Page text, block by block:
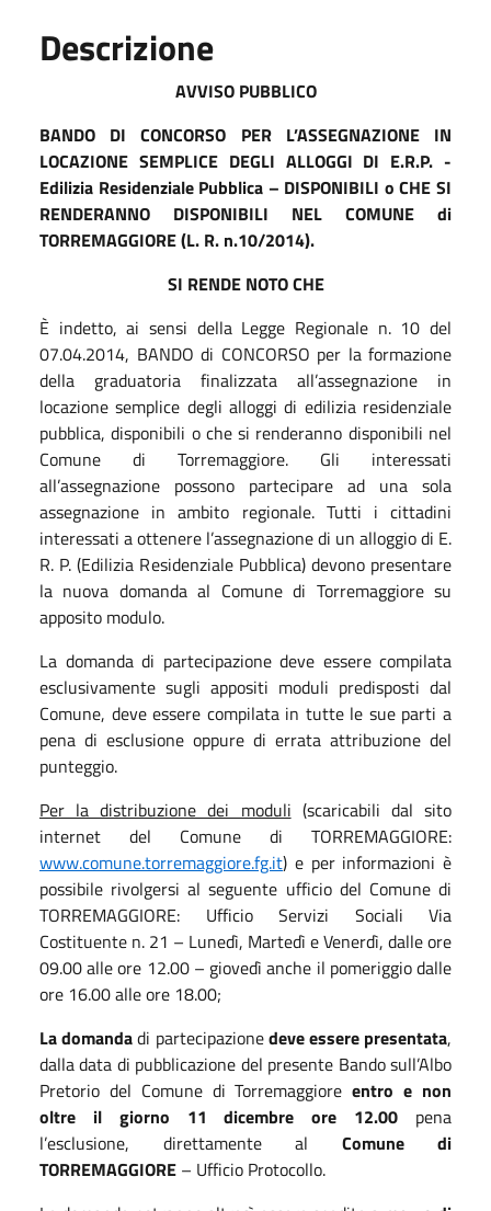
Descrizione
AVVISO PUBBLICO
BANDO DI CONCORSO PER L’ASSEGNAZIONE IN
LOCAZIONE SEMPLICE DEGLI ALLOGGI DI E.R.P. -
Edilizia Residenziale Pubblica – DISPONIBILI o CHE SI
RENDERANNO DISPONIBILI NEL COMUNE di
TORREMAGGIORE (L. R. n.10/2014).
SI RENDE NOTO CHE
È indetto, ai sensi della Legge Regionale n. 10 del
07.04.2014, BANDO di CONCORSO per la formazione
della graduatoria finalizzata all’assegnazione in
locazione semplice degli alloggi di edilizia residenziale
pubblica, disponibili o che si renderanno disponibili nel
Comune di Torremaggiore. Gli interessati
all’assegnazione possono partecipare ad una sola
assegnazione in ambito regionale. Tutti i cittadini
interessati a ottenere l’assegnazione di un alloggio di E.
R. P. (Edilizia Residenziale Pubblica) devono presentare
la nuova domanda al Comune di Torremaggiore su
apposito modulo.
La domanda di partecipazione deve essere compilata
esclusivamente sugli appositi moduli predisposti dal
Comune, deve essere compilata in tutte le sue parti a
pena di esclusione oppure di errata attribuzione del
punteggio.
Per la distribuzione dei moduli (scaricabili dal sito
internet del Comune di TORREMAGGIORE:
www.comune.torremaggiore.fg.it) e per informazioni è
possibile rivolgersi al seguente ufficio del Comune di
TORREMAGGIORE: Ufficio Servizi Sociali Via
Costituente n. 21 – Lunedì, Martedì e Venerdì, dalle ore
09.00 alle ore 12.00 – giovedì anche il pomeriggio dalle
ore 16.00 alle ore 18.00;
La domandadi partecipazionedeve essere presentata,
dalla data di pubblicazione del presente Bando sull’Albo
Pretorio del Comune di Torremaggioreentro e non
oltre il giorno 11 dicembre ore 12.00 pena
l’esclusione, direttamente al Comune di
TORREMAGGIORE – Ufficio Protocollo.